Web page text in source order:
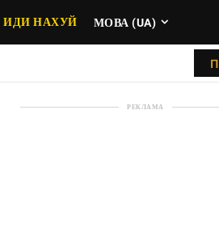
ИДИ НАХУЙ МОВА (UA)
РЕКЛАМА